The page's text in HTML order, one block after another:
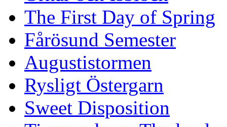
The First Day of Spring
Fårösund Semester
Augustistormen
Rysligt Östergarn
Sweet Disposition